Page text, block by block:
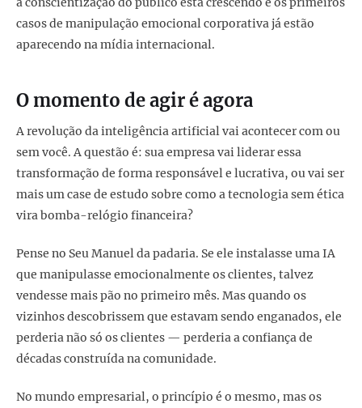
casos de manipulação emocional corporativa já estão
aparecendo na mídia internacional.
O momento de agir é agora
A revolução da inteligência artificial vai acontecer com ou
sem você. A questão é: sua empresa vai liderar essa
transformação de forma responsável e lucrativa, ou vai ser
mais um case de estudo sobre como a tecnologia sem ética
vira bomba-relógio financeira?
Pense no Seu Manuel da padaria. Se ele instalasse uma IA
que manipulasse emocionalmente os clientes, talvez
vendesse mais pão no primeiro mês. Mas quando os
vizinhos descobrissem que estavam sendo enganados, ele
perderia não só os clientes — perderia a confiança de
décadas construída na comunidade.
No mundo empresarial, o princípio é o mesmo, mas os